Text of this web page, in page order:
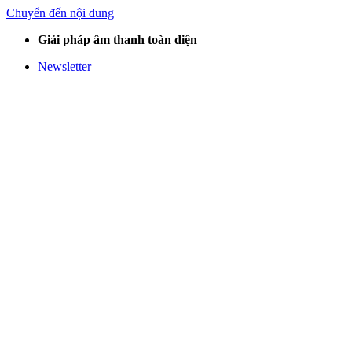
Chuyển đến nội dung
Giải pháp âm thanh toàn diện
Newsletter